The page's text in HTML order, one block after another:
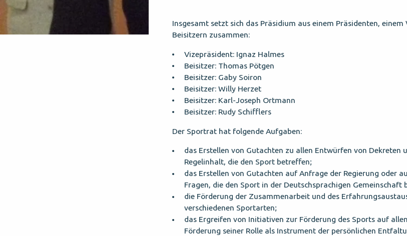
Insgesamt setzt sich das Präsidium aus einem Präsidenten,
Beisitzern zusammen:
Vizepräsident: Ignaz Halmes
Beisitzer: Thomas Pötgen
Beisitzer: Gaby Soiron
Beisitzer: Willy Herzet
Beisitzer: Karl-Joseph Ortmann
Beisitzer: Rudy Schifflers
Der Sportrat hat folgende Aufgaben:
das Erstellen von Gutachten zu allen Entwürfen von Dekreten
Regelinhalt, die den Sport betreffen;
das Erstellen von Gutachten auf Anfrage der Regierung oder
Fragen, die den Sport in der Deutschsprachigen Gemeinschaft
die Förderung der Zusammenarbeit und des
verschiedenen Sportarten;
das Ergreifen von Initiativen zur Förderung des Sports auf
Förderung seiner Rolle als Instrument der persönlichen